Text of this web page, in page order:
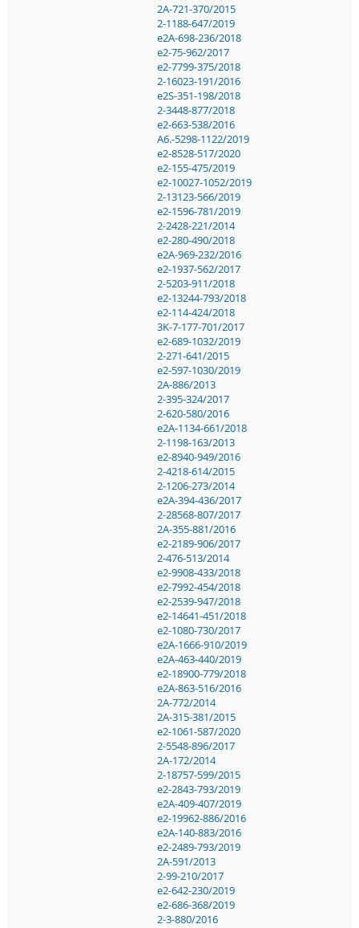
2A-721-370/2015
2-1188-647/2019
e2A-698-236/2018
e2-75-962/2017
e2-7799-375/2018
2-16023-191/2016
e2S-351-198/2018
2-3448-877/2018
e2-663-538/2016
A6.-5298-1122/2019
e2-8528-517/2020
e2-155-475/2019
e2-10027-1052/2019
2-13123-566/2019
e2-1596-781/2019
2-2428-221/2014
e2-280-490/2018
e2A-969-232/2016
e2-1937-562/2017
2-5203-911/2018
e2-13244-793/2018
e2-114-424/2018
3K-7-177-701/2017
e2-689-1032/2019
2-271-641/2015
e2-597-1030/2019
2A-886/2013
2-395-324/2017
2-620-580/2016
e2A-1134-661/2018
2-1198-163/2013
e2-8940-949/2016
2-4218-614/2015
2-1206-273/2014
e2A-394-436/2017
2-28568-807/2017
2A-355-881/2016
e2-2189-906/2017
2-476-513/2014
e2-9908-433/2018
e2-7992-454/2018
e2-2539-947/2018
e2-14641-451/2018
e2-1080-730/2017
e2A-1666-910/2019
e2A-463-440/2019
e2-18900-779/2018
e2A-863-516/2016
2A-772/2014
2A-315-381/2015
e2-1061-587/2020
2-5548-896/2017
2A-172/2014
2-18757-599/2015
e2-2843-793/2019
e2A-409-407/2019
e2-19962-886/2016
e2A-140-883/2016
e2-2489-793/2019
2A-591/2013
2-99-210/2017
e2-642-230/2019
e2-686-368/2019
2-3-880/2016